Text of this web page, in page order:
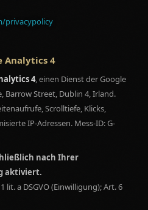
privacypolicy
Analytics 4
4, einen Dienst der Google
Barrow Street, Dublin 4, Irland.
Scrolltiefe, Klicks,
IP-Adressen. Mess-ID: G-
nach Ihrer
aktiviert.
lit. a DSGVO (Einwilligung); Art. 6